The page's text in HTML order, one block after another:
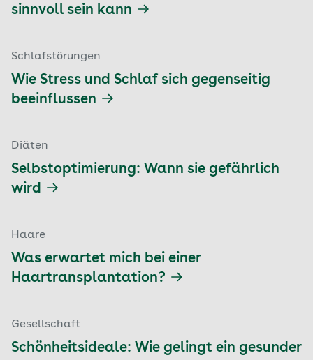
sinnvoll sein kann
Schlafstörungen
Wie Stress und Schlaf sich gegenseitig
beeinflussen
Diäten
Selbstoptimierung: Wann sie gefährlich
wird
Haare
Was erwartet mich bei einer
Haartransplantation?
Gesellschaft
Schönheitsideale: Wie gelingt ein gesunder